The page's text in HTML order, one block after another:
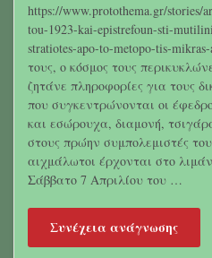
https://www.protothema.gr/stories/
tou-1923-kai-epistrefoun-sti-
stratiotes-apo-to-metopo-tis-
τους, ο κόσμος τους
ζητάνε πληροφορίες για τους
που συγκεντρώνονται οι
και εσώρουχα, διαμονή,
στους πρώην συμπολεμιστές
αιχμάλωτοι έρχονται στο
Σάββατο 7 Απριλίου του …
Συνέχεια ανάγνωσης